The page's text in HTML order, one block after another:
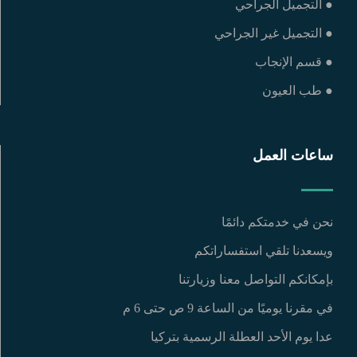
● التجميل الجراحي
● التجميل غير الجراحي
● قسم الإنجاب
● طب العيون
ساعات العمل
نحن في خدمتكم دائمًا
ويسعدنا تلقي استفساراتكم
بإمكانكم التواصل معنا وزيارتنا
في مقرنا يوميًا من الساعة 9 ص حتى 6 م
عدا يوم الأحد العطلة الرسمية بتركيا